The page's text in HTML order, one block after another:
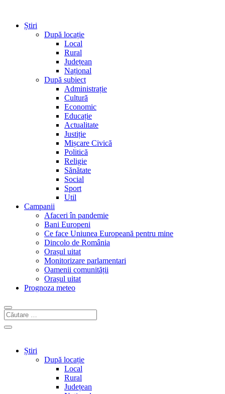
Știri
După locație
Local
Rural
Județean
Național
După subiect
Administrație
Cultură
Economic
Educație
Actualitate
Justiție
Mișcare Civică
Politică
Religie
Sănătate
Social
Sport
Util
Campanii
Afaceri în pandemie
Bani Europeni
Ce face Uniunea Europeană pentru mine
Dincolo de România
Orașul uitat
Monitorizare parlamentari
Oamenii comunității
Orașul uitat
Prognoza meteo
Știri
După locație
Local
Rural
Județean